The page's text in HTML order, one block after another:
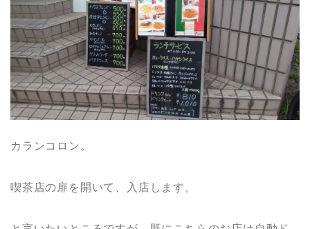
カランコロン。
喫茶店の扉を開いて、入店します。